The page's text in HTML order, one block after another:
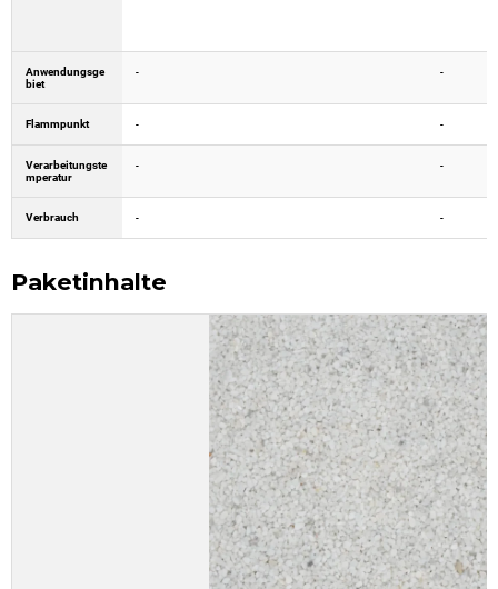
Anwendungsge
biet
- -
Flammpunkt - -
Verarbeitungste
mperatur
- -
Verbrauch - -
Paketinhalte